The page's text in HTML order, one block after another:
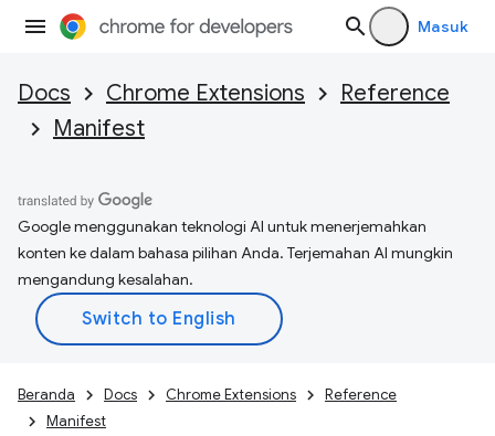
Masuk
Docs Chrome Extensions
Reference
Manifest
Google menggunakan teknologi AI untuk menerjemahkan
konten ke dalam bahasa pilihan Anda. Terjemahan AI mungkin
mengandung kesalahan.
Beranda Docs Chrome Extensions
Reference
Manifest